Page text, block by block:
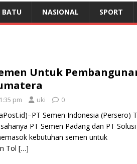
BATU NASIONAL SPORT
Untuk
pm uki 0
Semen Indonesia (Persero)
PT Semen Padang dan PT Solusi
kebutuhan semen untuk
Tol […]